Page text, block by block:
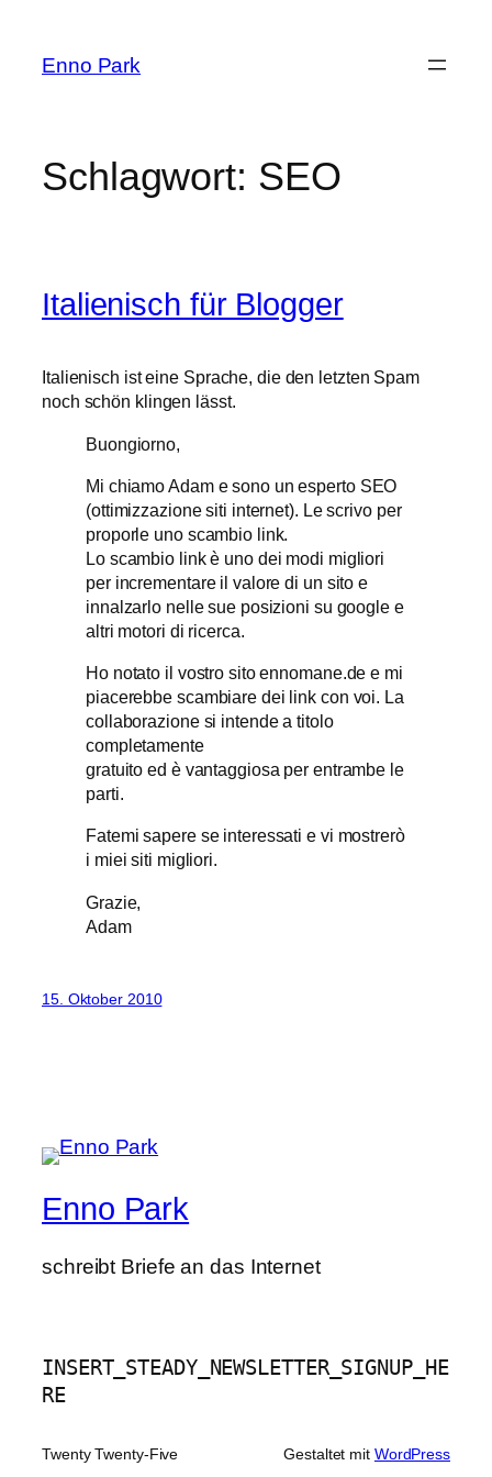
springen
Enno Park
Schlagwort: SEO
Italienisch für Blogger
Italienisch ist eine Sprache, die den letzten Spam
noch schön klingen lässt.
Buongiorno,
Mi chiamo Adam e sono un esperto SEO
(ottimizzazione siti internet). Le scrivo per
proporle uno scambio link.
Lo scambio link è uno dei modi migliori
per incrementare il valore di un sito e
innalzarlo nelle sue posizioni su google e
altri motori di ricerca.
Ho notato il vostro sito ennomane.de e mi
piacerebbe scambiare dei link con voi. La
collaborazione si intende a titolo
completamente
gratuito ed è vantaggiosa per entrambe le
parti.
Fatemi sapere se interessati e vi mostrerò
i miei siti migliori.
Grazie,
Adam
15. Oktober 2010
Enno Park
schreibt Briefe an das Internet
INSERT_STEADY_NEWSLETTER_SIGNUP_HE
RE
Twenty Twenty-Five Gestaltet mit WordPress